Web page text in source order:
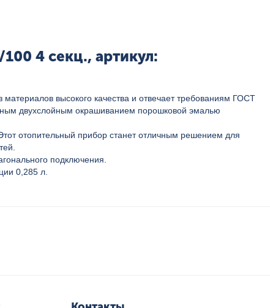
4 секц., артикул:
высокого качества и отвечает требованиям ГОСТ
двухслойным окрашиванием порошковой эмалью
отопительный прибор станет отличным решением для
подключения.
0,285 л.